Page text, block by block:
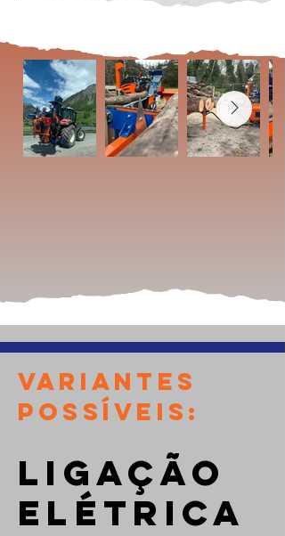
VARIANTES
POSSÍVEIS:
LIGAÇÃO
ELÉTRICA